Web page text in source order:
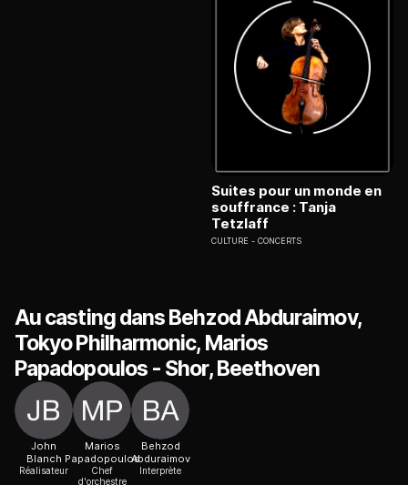
Suites pour un monde en
souffrance : Tanja
Tetzlaff
CULTURE CONCERTS
Au casting dans Behzod Abduraimov,
Tokyo Philharmonic, Marios
Papadopoulos - Shor, Beethoven
John
Blanch
Réalisateur
Marios
Papadopoulos
Chef
d'orchestre
Behzod
Abduraimov
Interprète